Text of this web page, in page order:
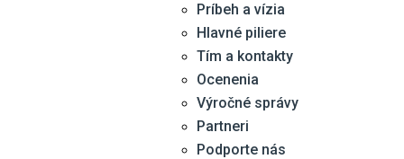
Príbeh a vízia
Hlavné piliere
Tím a kontakty
Ocenenia
Výročné správy
Partneri
Podporte nás